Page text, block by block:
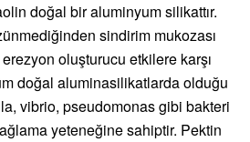
doğal bir aluminyum silikattır.
sindirim mukozası
oluşturucu etkilere karşı
doğal aluminasilikatlarda olduğu
vibrio, pseudomonas gibi bakteri
yeteneğine sahiptir. Pektin